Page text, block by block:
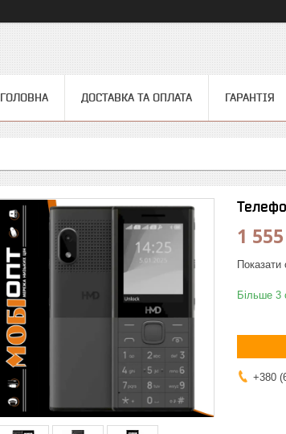
ГОЛОВНА ДОСТАВКА ТА ОПЛАТА ГАРАНТІЯ
1
Показати
Більше 3
+380